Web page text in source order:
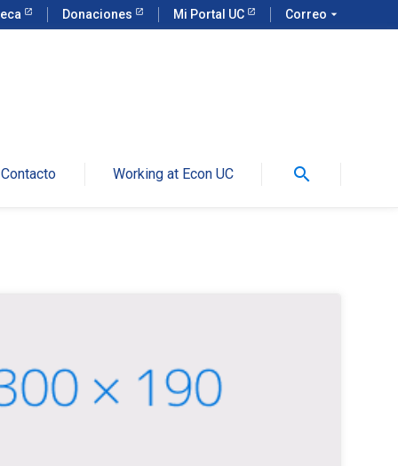
Donaciones Mi Portal UC Correo arrow_drop_down
Contacto Working at Econ UC search